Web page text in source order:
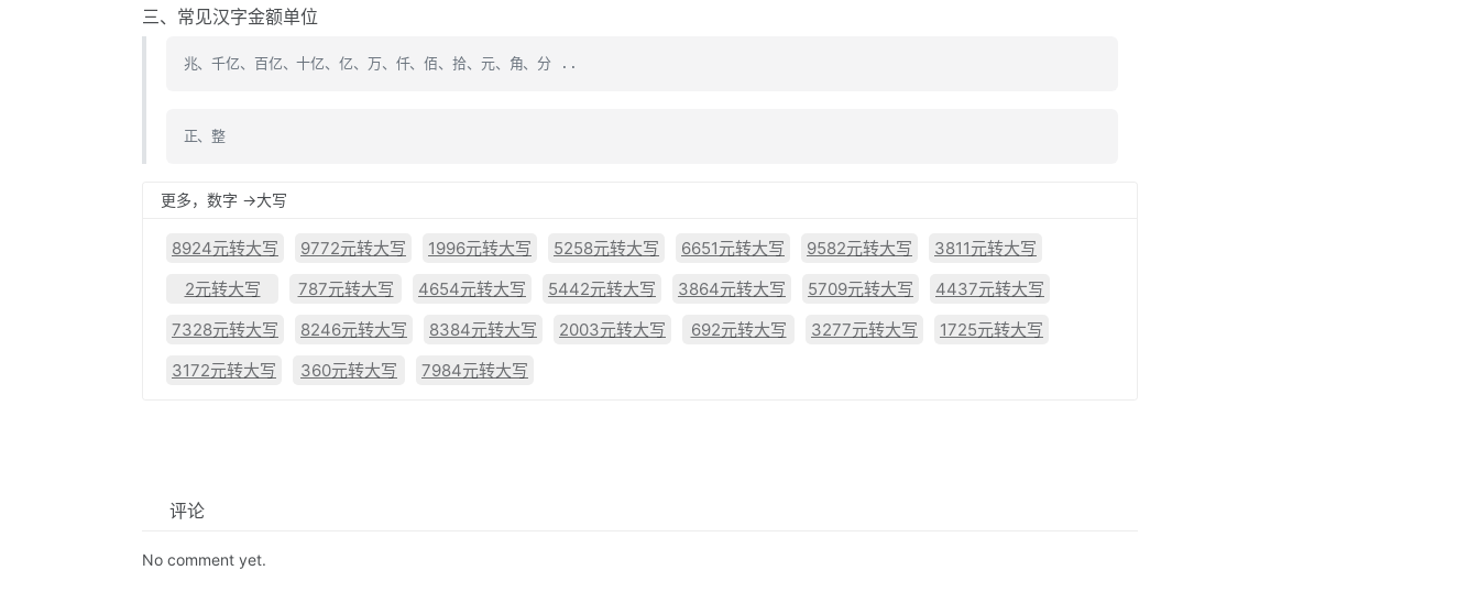
三、常见汉字金额单位
兆、千亿、百亿、十亿、亿、万、仟、佰、拾、元、角、分 ..
正、整
更多，数字 ->大写
8924元转大写 9772元转大写 1996元转大写 5258元转大写 6651元转大写 9582元转大写
3811元转大写
2元转大写
787元转大写 4654元转大写 5442元转大写 3864元转大写 5709元转大写
4437元转大写
7328元转大写
8246元转大写 8384元转大写 2003元转大写 692元转大写 3277元转大写
1725元转大写
3172元转大写
360元转大写 7984元转大写
评论
No comment yet.